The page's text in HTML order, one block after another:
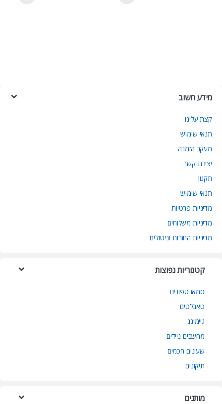
מידע חשוב
קצת עלינו
תנאי שימוש
מעקב הזמנה
יצירת קשר
תקנון
תנאי שימוש
מדיניות פרטיות
מדיניות משלוחים
מדיניות החזרות וביטולים
קטגוריות נפוצות
סמארטפונים
טאבלטים
גיימינג
מחשבים ניידים
שעונים חכמים
תיקונים
מותגים